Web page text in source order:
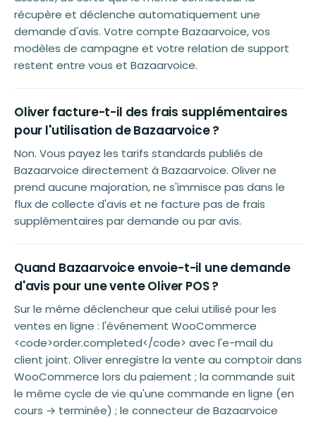
récupère et déclenche automatiquement une
demande d'avis. Votre compte Bazaarvoice, vos
modèles de campagne et votre relation de support
restent entre vous et Bazaarvoice.
Oliver facture-t-il des frais supplémentaires
pour l'utilisation de Bazaarvoice ?
Non. Vous payez les tarifs standards publiés de
Bazaarvoice directement à Bazaarvoice. Oliver ne
prend aucune majoration, ne s'immisce pas dans le
flux de collecte d'avis et ne facture pas de frais
supplémentaires par demande ou par avis.
Quand Bazaarvoice envoie-t-il une demande
d'avis pour une vente Oliver POS ?
Sur le même déclencheur que celui utilisé pour les
ventes en ligne : l'événement WooCommerce
<code>order.completed</code> avec l'e-mail du
client joint. Oliver enregistre la vente au comptoir dans
WooCommerce lors du paiement ; la commande suit
le même cycle de vie qu'une commande en ligne (en
cours → terminée) ; le connecteur de Bazaarvoice